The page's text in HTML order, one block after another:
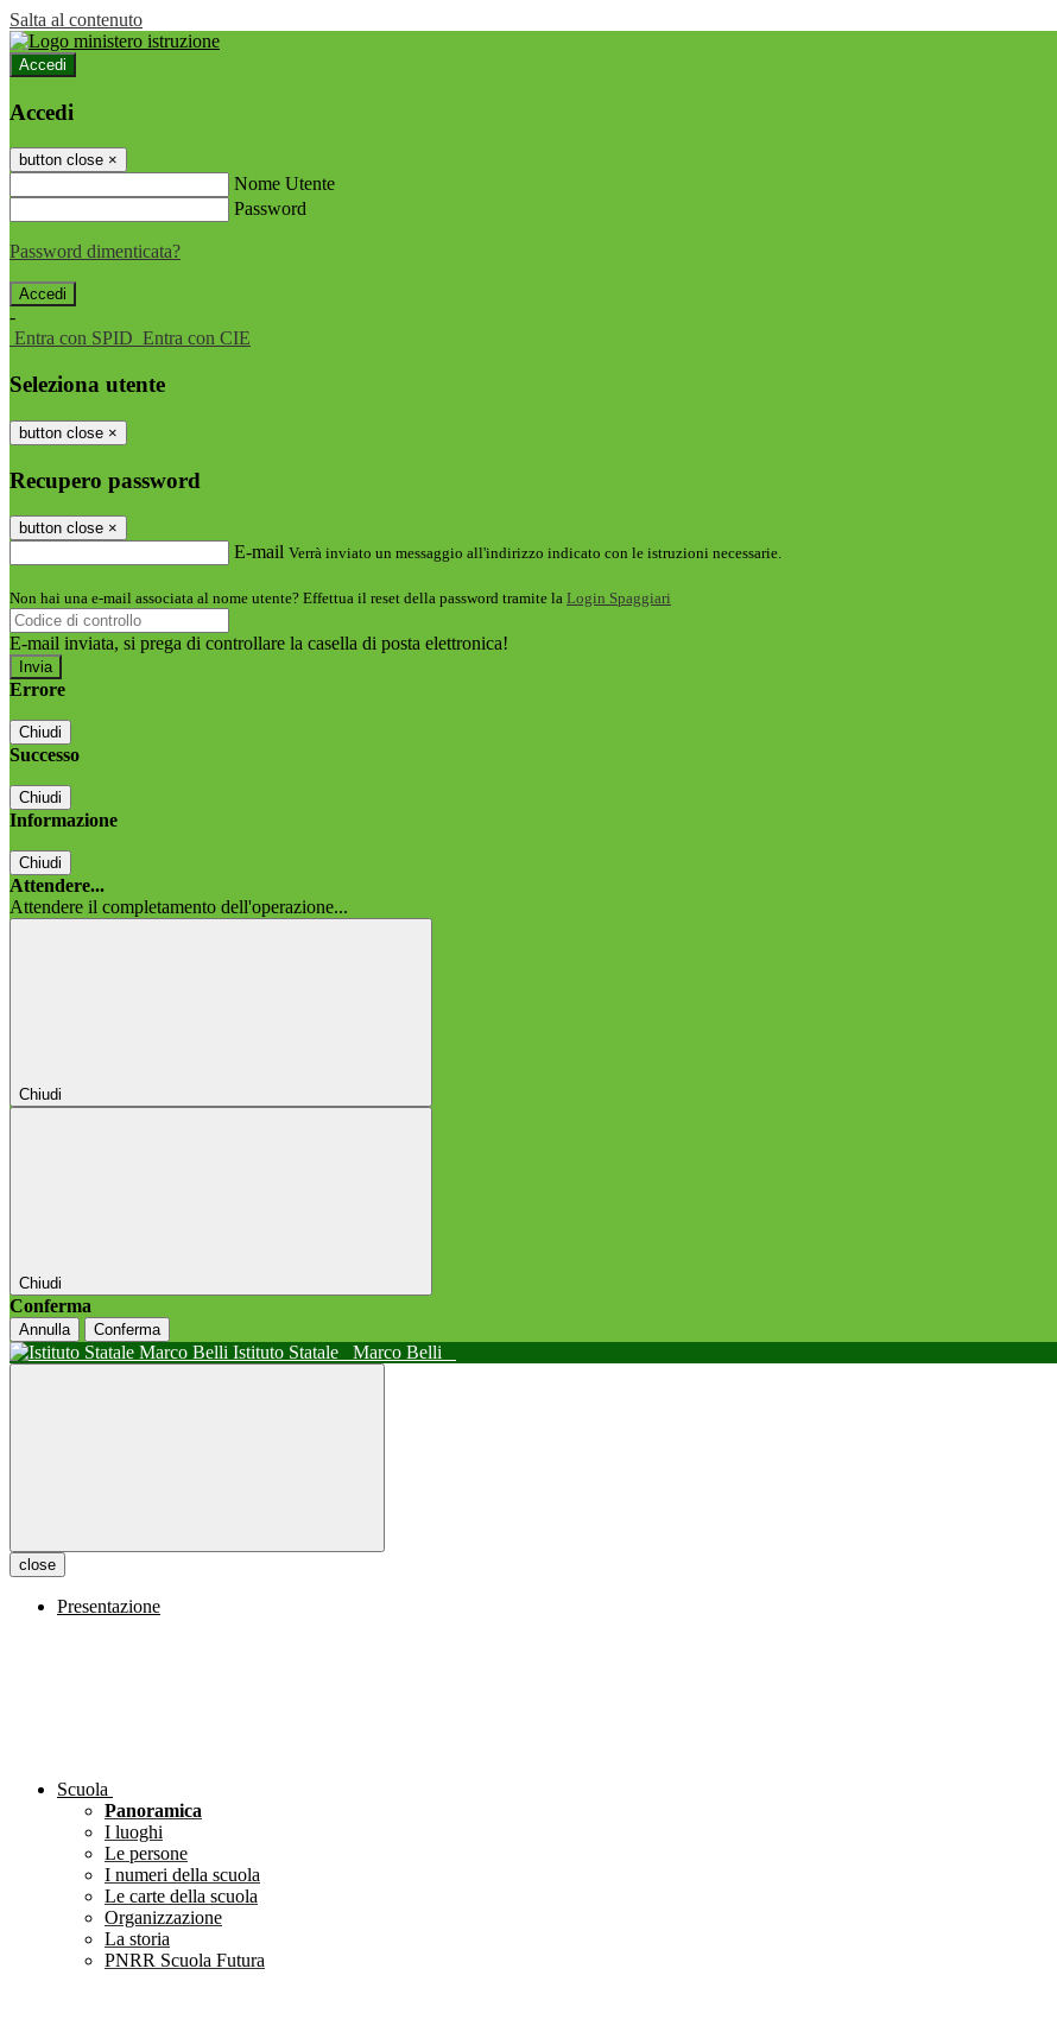
Salta al contenuto
Accedi
Accedi
button close ×
Nome Utente
Password
Password dimenticata?
-
Entra con SPID Entra con CIE
Seleziona utente
button close ×
Recupero password
button close ×
E-mail Verrà inviato un messaggio all'indirizzo indicato con le istruzioni necessarie.
Non hai una e-mail associata al nome utente? Effettua il reset della password tramite la Login Spaggiari
E-mail inviata, si prega di controllare la casella di posta elettronica!
Errore
Chiudi
Successo
Chiudi
Informazione
Chiudi
Attendere...
Attendere il completamento dell'operazione...
Chiudi
Chiudi
Conferma
Annulla Conferma
Istituto Statale Marco Belli
close
Presentazione
Scuola
Panoramica
I luoghi
Le persone
I numeri della scuola
Le carte della scuola
Organizzazione
La storia
PNRR Scuola Futura